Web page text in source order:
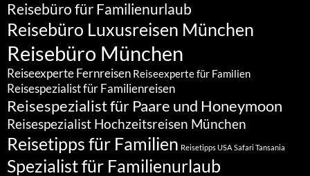
Reisebüro für Familienurlaub
Reisebüro Luxusreisen München
Reisebüro München
Reiseexperte Fernreisen Reiseexperte für Familien
Reisespezialist für Familienreisen
Reisespezialist für Paare und Honeymoon
Reisespezialist Hochzeitsreisen München
Reisetipps für Familien Reisetipps USA Safari Tansania
Spezialist für Familienurlaub